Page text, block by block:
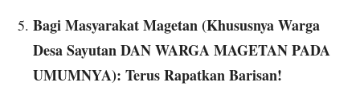
Bagi Masyarakat Magetan (Khususnya Warga
Desa Sayutan DAN WARGA MAGETAN PADA
UMUMNYA): Terus Rapatkan Barisan!